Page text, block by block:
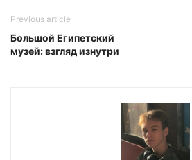
Previous article
Большой Египетский
музей: взгляд изнутри